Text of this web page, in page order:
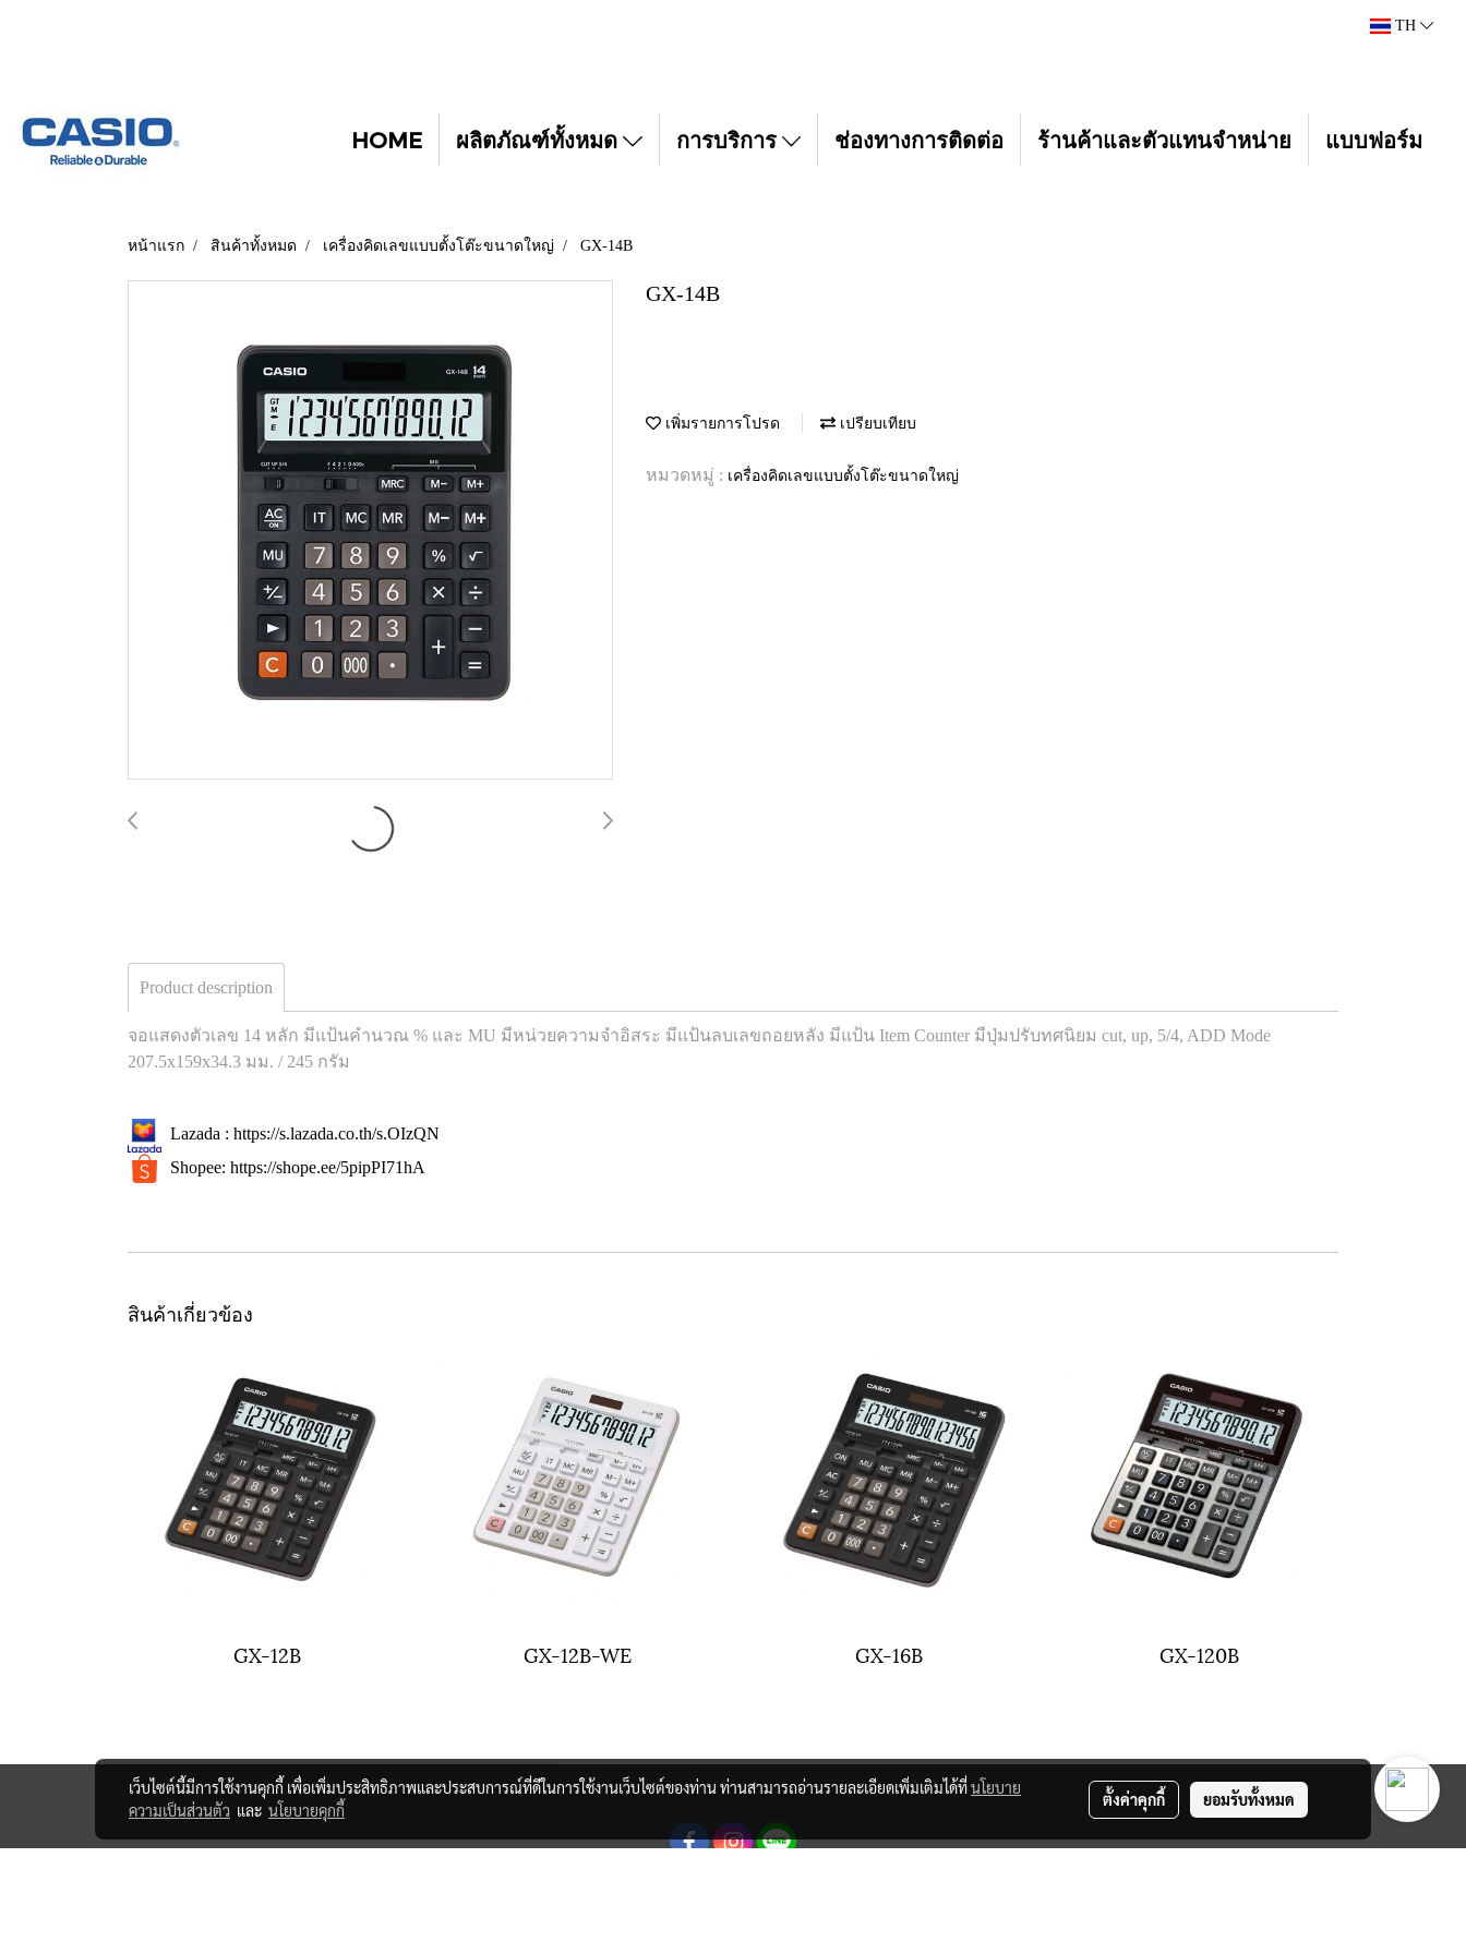
TH
HOME ผลิตภัณฑ์ทั้งหมด การบริการ ช่องทางการติดต่อ ร้านค้าและตัวแทนจำหน่าย แบบฟอร์ม
หน้าแรก สินค้าทั้งหมด เครื่องคิดเลขแบบตั้งโต๊ะขนาดใหญ่ GX-14B
GX-14B
เพิ่มรายการโปรด เปรียบเทียบ
หมวดหมู่ : เครื่องคิดเลขแบบตั้งโต๊ะขนาดใหญ่
Product description
จอแสดงตัวเลข 14 หลัก มีแป้นคำนวณ % และ MU มีหน่วยความจำอิสระ มีแป้นลบเลขถอยหลัง มีแป้น Item Counter มีปุ่มปรับทศนิยม cut, up, 5/4, ADD Mode
207.5x159x34.3 มม. / 245 กรัม
Lazada : https://s.lazada.co.th/s.OIzQN
Shopee: https://shope.ee/5pipPI71hA
สินค้าเกี่ยวข้อง
GX-12B GX-12B-WE GX-16B GX-120B
เว็บไซต์นี้มีการใช้งานคุกกี้ เพื่อเพิ่มประสิทธิภาพและประสบการณ์ที่ดีในการใช้งานเว็บไซต์ของท่าน ท่านสามารถอ่านรายละเอียดเพิ่มเติมได้ที่นโยบาย
ความเป็นส่วนตัว และ นโยบายคุกกี้
ตั้งค่าคุกกี้ ยอมรับทั้งหมด